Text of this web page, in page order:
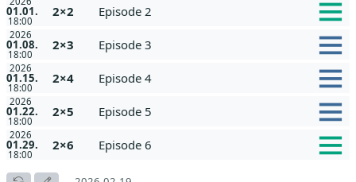
01.01.
18:00
2×2 Episode 2
2026
01.08.
18:00
2×3 Episode 3
2026
01.15.
18:00
2×4 Episode 4
2026
01.22.
18:00
2×5 Episode 5
2026
01.29.
18:00
2×6 Episode 6